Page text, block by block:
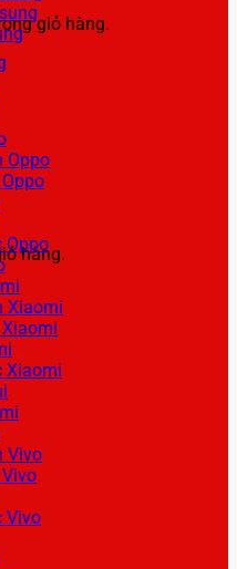
giỏ hàng.
hàng.
Oppo
Oppo
Xiaomi
Xiaomi
Vivo
Vivo